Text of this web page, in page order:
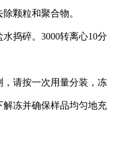
颗粒和聚合物。
捣碎。3000转离心10分
请按一次用量分装，冻
冻并确保样品均匀地充